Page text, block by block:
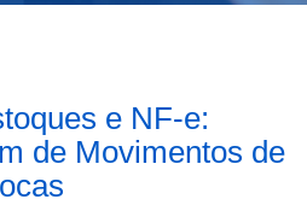
e NF-e:
de Movimentos de